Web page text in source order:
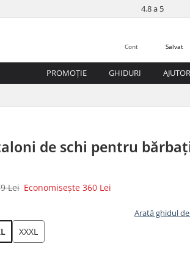
4.8 a 5
Salvat
Cont
PROMOȚIE GHIDURI
de schi pentru
Lei Economisește360 Lei
Arată ghidul
XXXL